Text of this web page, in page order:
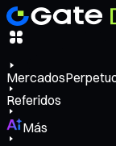
Mercados
Referidos
Más